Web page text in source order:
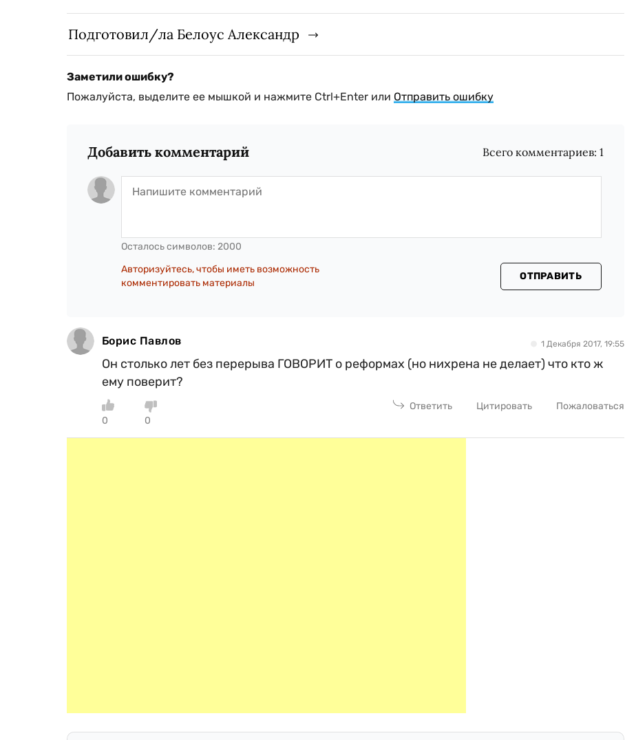
Подготовил/ла Белоус Александр
Заметили ошибку?
Пожалуйста, выделите ее мышкой и нажмите Ctrl+Enter или Отправить ошибку
Добавить комментарий Всего комментариев:1
Осталось символов: 2000
Авторизуйтесь, чтобы иметь возможность
комментировать материалы
ОТПРАВИТЬ
Борис Павлов 1 Декабря 2017, 19:55
Он столько лет без перерыва ГОВОРИТ о реформах (но нихрена не делает) что кто ж
ему поверит?
0 0
Ответить Цитировать Пожаловаться